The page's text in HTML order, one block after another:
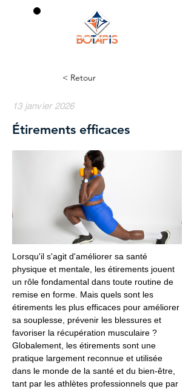
< Retour
13 janvier 2026
Étirements efficaces
Lorsqu'il s'agit d'améliorer sa santé
physique et mentale, les étirements jouent
un rôle fondamental dans toute routine de
remise en forme. Mais quels sont les
étirements les plus efficaces pour améliorer
sa souplesse, prévenir les blessures et
favoriser la récupération musculaire ?
Globalement, les étirements sont une
pratique largement reconnue et utilisée
dans le monde de la santé et du bien-être,
tant par les athlètes professionnels que par